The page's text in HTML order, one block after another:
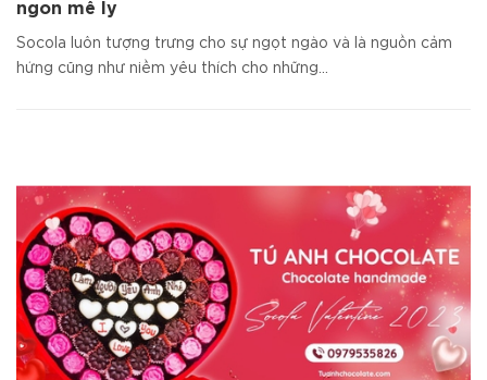
ngon mê ly
Socola luôn tượng trưng cho sự ngọt ngào và là nguồn cảm
hứng cũng như niềm yêu thích cho những...